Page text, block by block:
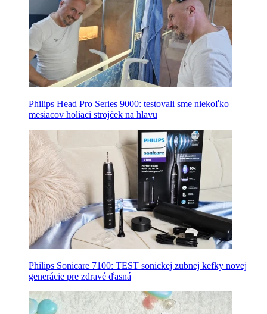
Philips Head Pro Series 9000: testovali sme niekoľko
mesiacov holiaci strojček na hlavu
Philips Sonicare 7100: TEST sonickej zubnej kefky novej
generácie pre zdravé ďasná